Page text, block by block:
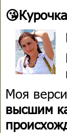
Моя
высшим